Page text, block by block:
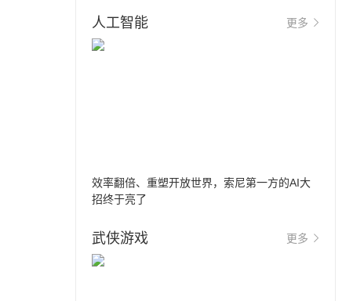
人工智能 更多
效率翻倍、重塑开放世界，索尼第一方的AI大
招终于亮了
武侠游戏 更多